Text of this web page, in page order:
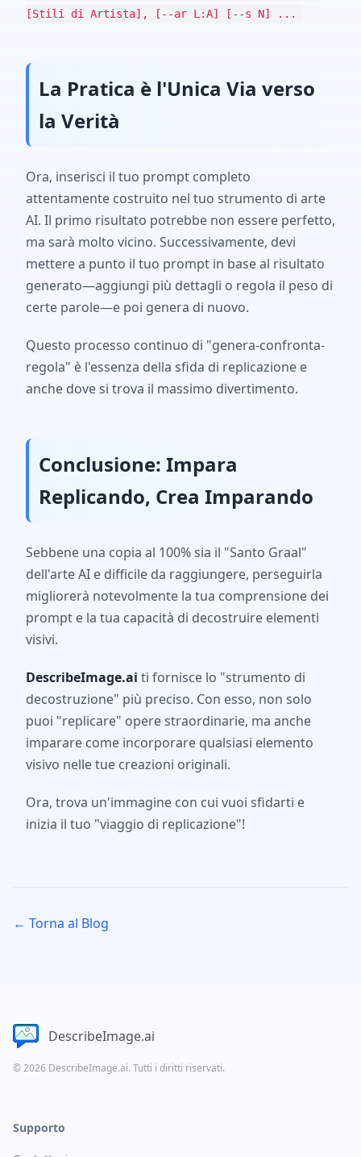
[Stili di Artista], [--ar L:A] [--s N] ...
La Pratica è l'Unica Via verso
la Verità
Ora, inserisci il tuo prompt completo
attentamente costruito nel tuo strumento di arte
AI. Il primo risultato potrebbe non essere perfetto,
ma sarà molto vicino. Successivamente, devi
mettere a punto il tuo prompt in base al risultato
generato—aggiungi più dettagli o regola il peso di
certe parole—e poi genera di nuovo.
Questo processo continuo di "genera-confronta-
regola" è l'essenza della sfida di replicazione e
anche dove si trova il massimo divertimento.
Conclusione: Impara
Replicando, Crea Imparando
Sebbene una copia al 100% sia il "Santo Graal"
dell'arte AI e difficile da raggiungere, perseguirla
migliorerà notevolmente la tua comprensione dei
prompt e la tua capacità di decostruire elementi
visivi.
DescribeImage.ai ti fornisce lo "strumento di
decostruzione" più preciso. Con esso, non solo
puoi "replicare" opere straordinarie, ma anche
imparare come incorporare qualsiasi elemento
visivo nelle tue creazioni originali.
Ora, trova un'immagine con cui vuoi sfidarti e
inizia il tuo "viaggio di replicazione"!
← Torna al Blog
DescribeImage.ai
© 2026 DescribeImage.ai. Tutti i diritti riservati.
Supporto